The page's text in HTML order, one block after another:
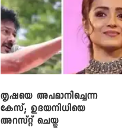
തൃഷയെ അപമാനിച്ചെന്ന
കേസ്; ഉദയനിധിയെ
അറസ്റ്റ് ചെയ്തു